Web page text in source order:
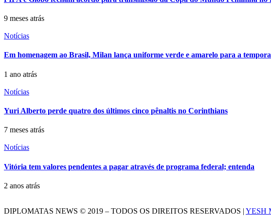
9 meses atrás
Notícias
Em homenagem ao Brasil, Milan lança uniforme verde e amarelo para a
1 ano atrás
Notícias
Yuri Alberto perde quatro dos últimos cinco pênaltis no Corinthians
7 meses atrás
Notícias
Vitória tem valores pendentes a pagar através de programa federal; entenda
2 anos atrás
DIPLOMATAS NEWS © 2019 – TODOS OS DIREITOS RESERVADOS | YESH